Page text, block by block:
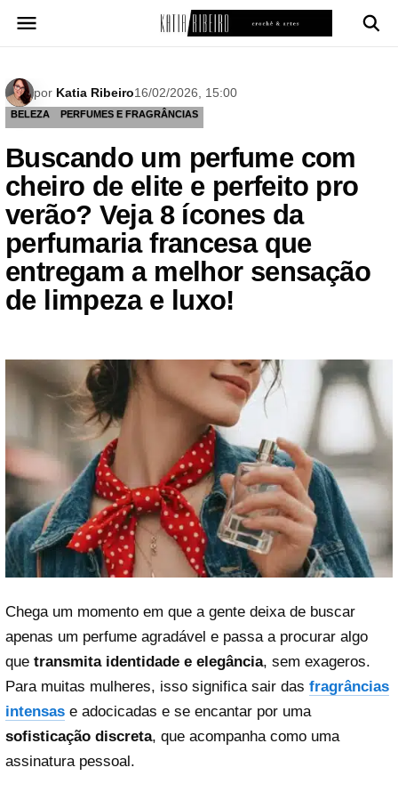
para
por Katia Ribeiro16/02/2026, 15:00
BELEZA PERFUMES E FRAGRÂNCIAS
Buscando um perfume com
cheiro de elite e perfeito pro
verão? Veja 8 ícones da
perfumaria francesa que
entregam a melhor sensação
de limpeza e luxo!
Chega um momento em que a gente deixa de buscar
apenas um perfume agradável e passa a procurar algo
que transmita identidade e elegância, sem exageros.
Para muitas mulheres, isso significa sair das fragrâncias
intensas e adocicadas e se encantar por uma
sofisticação discreta, que acompanha como uma
assinatura pessoal.